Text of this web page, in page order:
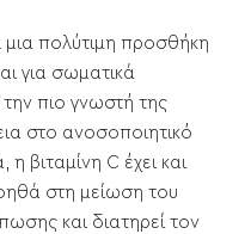
μια πολύτιμη προσθήκη
για σωματικά
πιο γνωστή της
στο ανοσοποιητικό
βιταμίνη C έχει και
στη μείωση του
και διατηρεί τον